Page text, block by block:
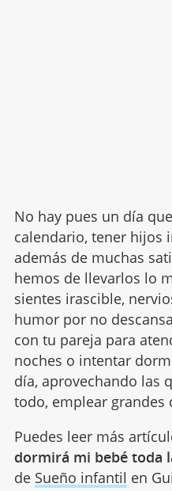
No hay pues un día
calendario, tener hijos
además de muchas
hemos de llevarlos lo
sientes irascible,
humor por no
con tu pareja para
noches o intentar
día, aprovechando las
todo, emplear grandes
Puedes leer más
dormirá mi bebé toda
de Sueño infantil en